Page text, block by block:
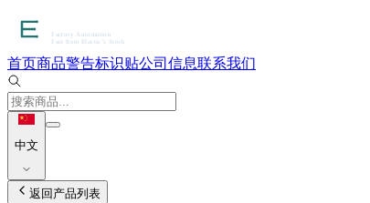
首页商品警告标识贴公司信息联系我们
中文
返回产品列表